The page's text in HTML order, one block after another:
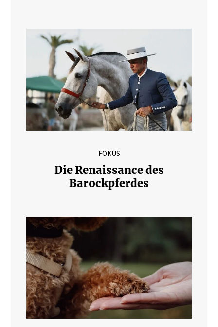
FOKUS
Die Renaissance des
Barockpferdes